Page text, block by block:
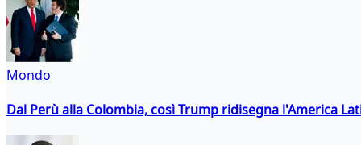
Mondo
Dal Perù alla Colombia, così Trump ridisegna l'America